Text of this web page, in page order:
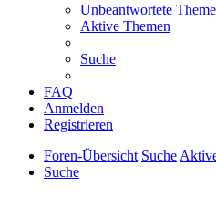
Unbeantwortete
Aktive Themen
Suche
FAQ
Anmelden
Registrieren
Foren-Übersicht Suche
Suche